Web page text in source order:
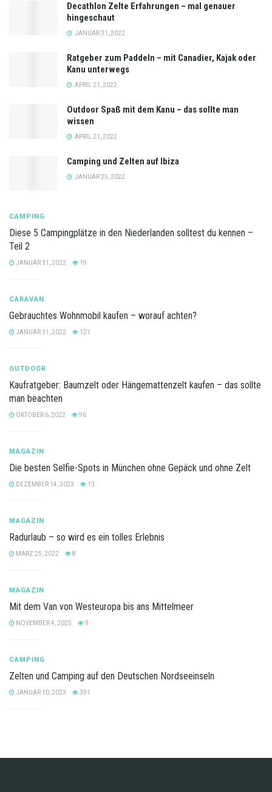
Decathlon Zelte Erfahrungen – mal genauer
hingeschaut
JANUAR 31, 2022
Ratgeber zum Paddeln – mit Canadier, Kajak oder
Kanu unterwegs
APRIL 21, 2022
Outdoor Spaß mit dem Kanu – das sollte man
wissen
APRIL 21, 2022
Camping und Zelten auf Ibiza
JANUAR 25, 2022
CAMPING
Diese 5 Campingplätze in den Niederlanden solltest du kennen –
Teil 2
JANUAR 31, 2022 19
CARAVAN
Gebrauchtes Wohnmobil kaufen – worauf achten?
JANUAR 31, 2022 121
OUTDOOR
Kaufratgeber: Baumzelt oder Hängemattenzelt kaufen – das sollte
man beachten
OKTOBER 6, 2022 96
MAGAZIN
Die besten Selfie-Spots in München ohne Gepäck und ohne Zelt
DEZEMBER 14, 2023 13
MAGAZIN
Radurlaub – so wird es ein tolles Erlebnis
MÄRZ 25, 2022 8
MAGAZIN
Mit dem Van von Westeuropa bis ans Mittelmeer
NOVEMBER 4, 2025 9
CAMPING
Zelten und Camping auf den Deutschen Nordseeinseln
JANUAR 10, 2023 391